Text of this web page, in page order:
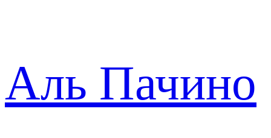
Аль Пачино